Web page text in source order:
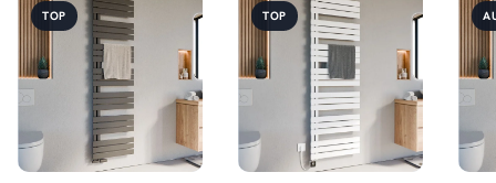
TOP TOP